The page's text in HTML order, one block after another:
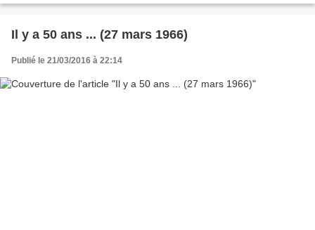
Il y a 50 ans ... (27 mars 1966)
Publié le 21/03/2016 à 22:14